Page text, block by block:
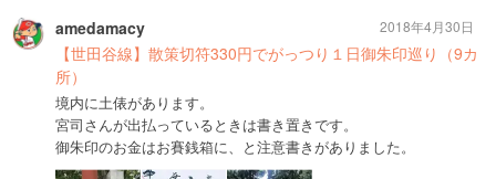
amedamacy
【世田谷線】散策切符330円でがっつり１日御朱印巡り（9カ
所）
境内に土俵があります。
宮司さんが出払っているときは書き置きです。
御朱印のお金はお賽銭箱に、と注意書きがありました。
2018年4月30日